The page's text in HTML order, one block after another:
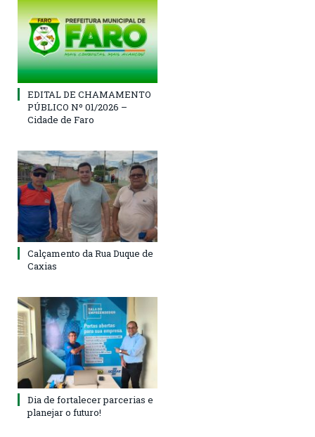
EDITAL DE CHAMAMENTO
PÚBLICO Nº 01/2026 –
Cidade de Faro
Calçamento da Rua Duque de
Caxias
Dia de fortalecer parcerias e
planejar o futuro!